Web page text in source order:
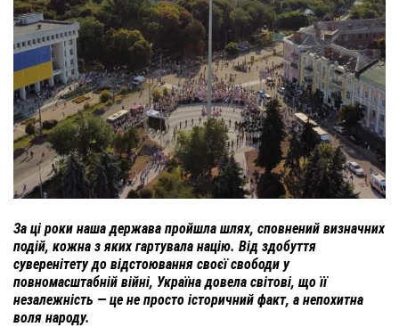
За ці роки наша держава пройшла шлях, сповнений визначних
подій, кожна з яких гартувала націю. Від здобуття
суверенітету до відстоювання своєї свободи у
повномасштабній війні, Україна довела світові, що її
незалежність — це не просто історичний факт, а непохитна
воля народу.